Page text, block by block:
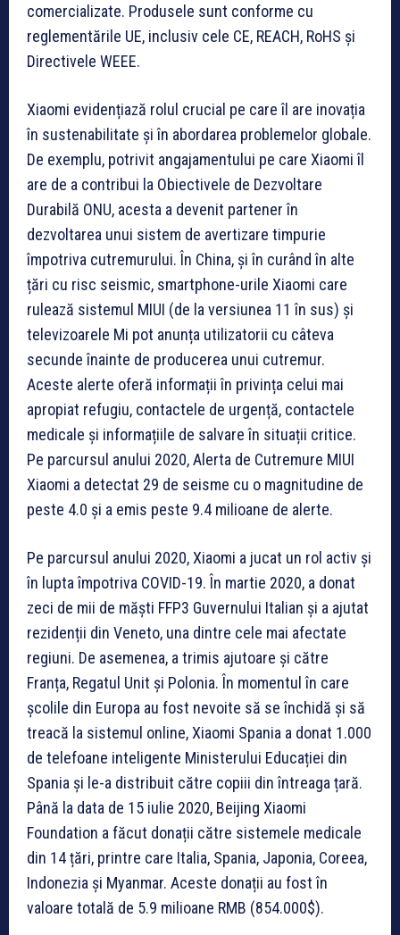
comercializate. Produsele sunt conforme cu
reglementările UE, inclusiv cele CE, REACH, RoHS și
Directivele WEEE.
Xiaomi evidențiază rolul crucial pe care îl are inovația
în sustenabilitate și în abordarea problemelor globale.
De exemplu, potrivit angajamentului pe care Xiaomi îl
are de a contribui la Obiectivele de Dezvoltare
Durabilă ONU, acesta a devenit partener în
dezvoltarea unui sistem de avertizare timpurie
împotriva cutremurului. În China, și în curând în alte
țări cu risc seismic, smartphone-urile Xiaomi care
rulează sistemul MIUI (de la versiunea 11 în sus) și
televizoarele Mi pot anunța utilizatorii cu câteva
secunde înainte de producerea unui cutremur.
Aceste alerte oferă informații în privința celui mai
apropiat refugiu, contactele de urgență, contactele
medicale și informațiile de salvare în situații critice.
Pe parcursul anului 2020, Alerta de Cutremure MIUI
Xiaomi a detectat 29 de seisme cu o magnitudine de
peste 4.0 și a emis peste 9.4 milioane de alerte.
Pe parcursul anului 2020, Xiaomi a jucat un rol activ și
în lupta împotriva COVID-19. În martie 2020, a donat
zeci de mii de măști FFP3 Guvernului Italian și a ajutat
rezidenții din Veneto, una dintre cele mai afectate
regiuni. De asemenea, a trimis ajutoare și către
Franța, Regatul Unit și Polonia. În momentul în care
școlile din Europa au fost nevoite să se închidă și să
treacă la sistemul online, Xiaomi Spania a donat 1.000
de telefoane inteligente Ministerului Educației din
Spania și le-a distribuit către copiii din întreaga țară.
Până la data de 15 iulie 2020, Beijing Xiaomi
Foundation a făcut donații către sistemele medicale
din 14 țări, printre care Italia, Spania, Japonia, Coreea,
Indonezia și Myanmar. Aceste donații au fost în
valoare totală de 5.9 milioane RMB (854.000$).